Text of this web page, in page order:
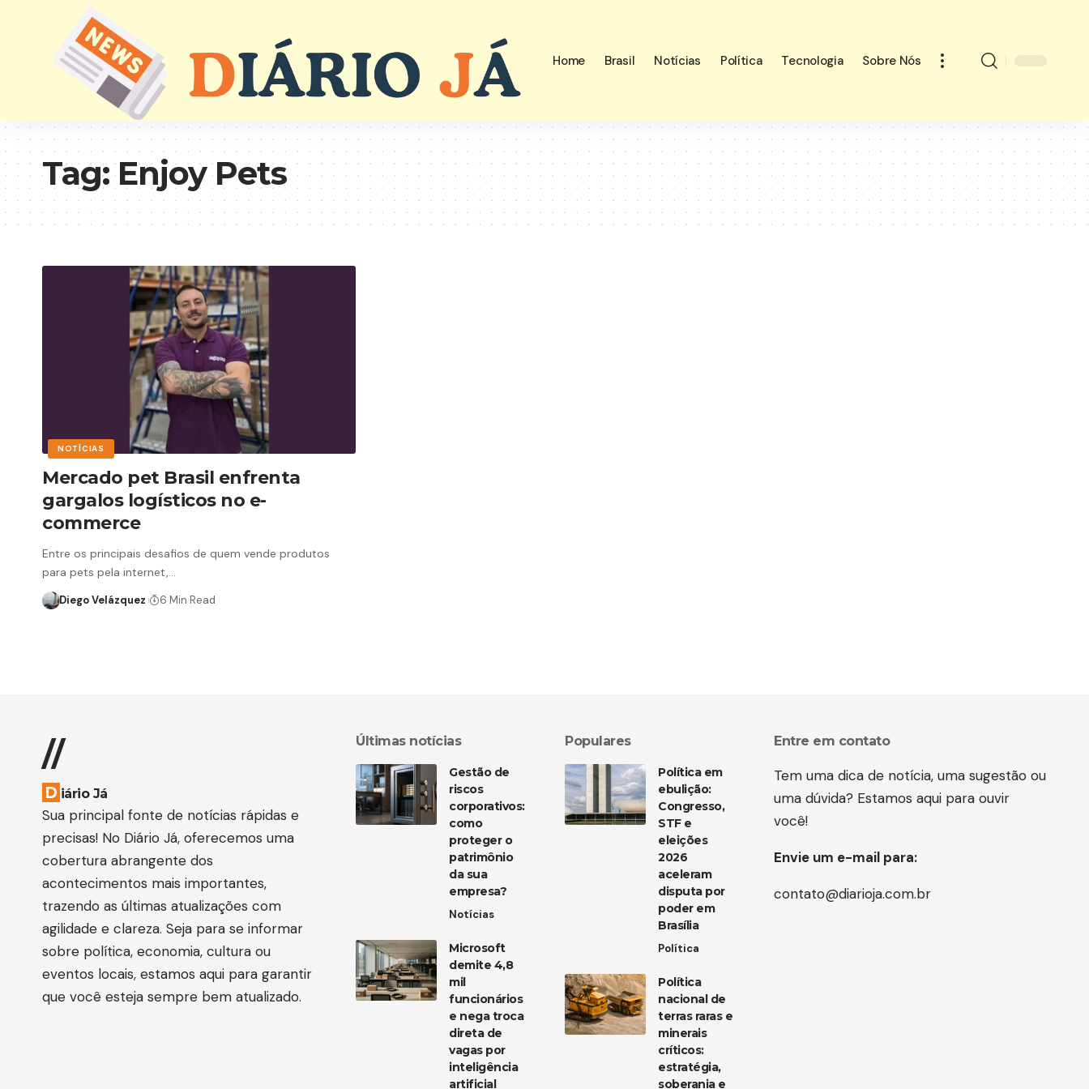
Home Brasil Notícias Política Tecnologia Sobre Nós
Tag:Enjoy Pets
NOTÍCIAS
Mercado pet Brasil enfrenta
gargalos logísticos no e-
commerce
Entre os principais desafios de quem vende produtos
para pets pela internet,…
Diego Velázquez 6 Min Read
//
D iário Já
Sua principal fonte de notícias rápidas e
precisas! No Diário Já, oferecemos uma
cobertura abrangente dos
acontecimentos mais importantes,
trazendo as últimas atualizações com
agilidade e clareza. Seja para se informar
sobre política, economia, cultura ou
eventos locais, estamos aqui para garantir
que você esteja sempre bem atualizado.
Últimas notícias
Gestão de
riscos
corporativos:
como
proteger o
patrimônio
da sua
empresa?
Notícias
Microsoft
demite 4,8
mil
funcionários
e nega troca
direta de
vagas por
inteligência
artificial
Populares
Política em
ebulição:
Congresso,
STF e
eleições
2026
aceleram
disputa por
poder em
Brasília
Política
Política
nacional de
terras raras e
minerais
críticos:
estratégia,
soberania e
Entre em contato
Tem uma dica de notícia, uma sugestão ou
uma dúvida? Estamos aqui para ouvir
você!
Envie um e-mail para:
contato@diarioja.com.br